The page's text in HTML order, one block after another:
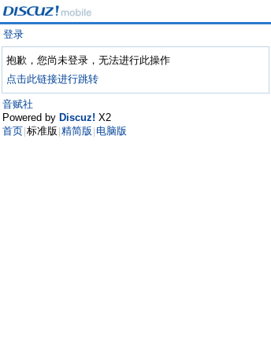
登录
抱歉，您尚未登录，无法进行此操作
点击此链接进行跳转
音赋社
Powered by Discuz! X2
首页 标准版 精简版 电脑版